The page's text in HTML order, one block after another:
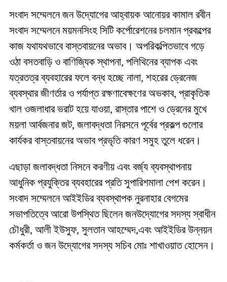
সংবাদ সম্মেলনে জন উদ্যোগের আহ্বায়ক আনোয়র কামাল রবীন
সংবাদ সম্মেলনে ময়মনসিংহ সিটি কর্পোরেশনের চলমান প্রকল্পের
কাজ যথাযথভাবে বাস্তবায়নের অভাব। অপরিকল্পিতভাবে গড়ে
ওঠা বসতবাড়ি ও বাণিজ্যিক স্থাপনা, পলিথিনের ব্যাপক এবং
যত্রতত্র ব্যবহারের ফলে বন্ধ হচ্ছে নালা, শহরের ড্রেনেজ
ব্যবস্থার জীণর্তার ও পর্যাপ্ত রক্ষণাবেক্ষণের অভকাব, প্রাকৃতিক
খাল ওজলাধার ভরাট হয়ে যাওয়া, রাস্তার পাশে ও ড্রেনের মুখে
ময়লা আর্বজনার জট, জলাবদ্ধতা নিরসনে পূর্বের প্রকল্প গুলোর
কার্যকর বাস্তবায়নের অভাব প্রভৃতি কারণ সমুহ তুলে ধরেন।
এছাড়া জলাবদ্ধতা নিসনে করণীয় এবং বর্জ্য ব্যবস্থাপনায়
আধুনিক প্রযুক্তির ব্যবহারের প্রতি সুপারিশমালা পেশ করেন।
সংবাদ সম্মেলনে আইইডির ব্যবস্থাপক নুরনাহার বেগমের
সভাপতিত্বে আরো উপস্থিত ছিলেন জনউদ্যোগের সদস্য স্বাধীন
চৌধুরী, আলী ইউসুফ, সুলতান আহম্মেদ,এবং আইইডির উন্নয়ন
কর্মকর্তা ও জন উদ্যোগের সদস্য সচিব মোঃ শাখাওয়াত হোসেন।